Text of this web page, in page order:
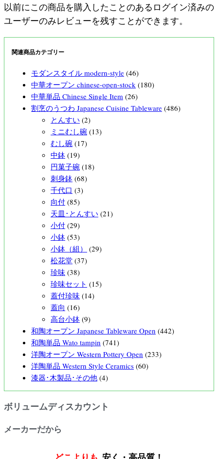
以前にこの商品を購入したことのあるログイン済みの
ユーザーのみレビューを残すことができます。
関連商品カテゴリー
モダンスタイル modern-style (46)
中華オープン chinese-open-stock (180)
中華単品 Chinese Single Item (26)
割烹のうつわ Japanese Cuisine Tableware (486)
とんすい (2)
ミニむし碗 (13)
むし碗 (17)
中鉢 (19)
円菓子碗 (18)
刺身鉢 (68)
千代口 (3)
向付 (85)
天皿･とんすい (21)
小付 (29)
小鉢 (53)
小鉢（組）
(29)
松花堂 (37)
珍味 (38)
珍味セット (15)
蓋付珍味 (14)
蓋向 (16)
高台小鉢 (9)
和陶オープン Japanese Tableware Open (442)
和陶単品 Wato tampin (741)
洋陶オープン Western Pottery Open (233)
洋陶単品 Western Style Ceramics (60)
漆器･木製品･その他 (4)
ボリュームディスカウント
メーカーだから